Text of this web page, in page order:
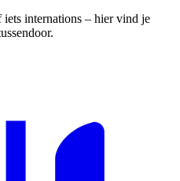
internations – hier vind je